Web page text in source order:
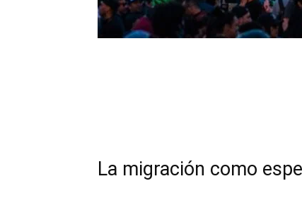
La migración como